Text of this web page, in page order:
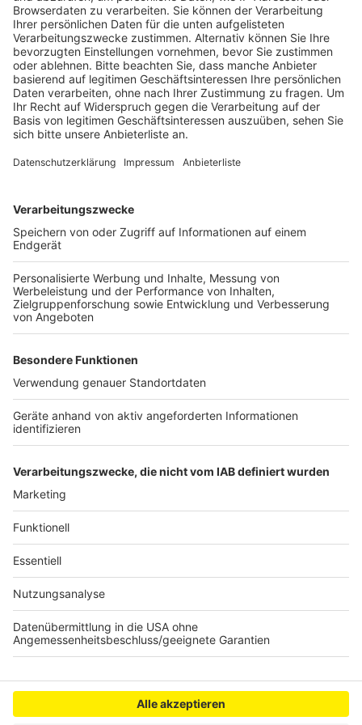
Veröffentlicht:Dienstag, 20.06.2023 09:44
Anzeige
Die Stadt Köln hat eigens für die Zeugnisausgabe eine
können dort Schüler und Eltern Rat bei schlechten
Das Zeugnistelefon der Stadt Köln ist vom 19. bis zum
21. Juni immer von 9 bis 17 Uhr unter: 0221 – 221
29001 oder 0221 - 221 29002 zu erreichen.
Die Beratungsstelle des Rhein-Erft-Kreises ist
telefonisch oder per Mail erreichbar.
In Bergheim unter der Rufnummer: 02271 / 83-14068
In Brühl unter der Rufnummer: 02232 / 96950
Mail:schulpsychologie@rhein-erft-kreis.de
Anzeige